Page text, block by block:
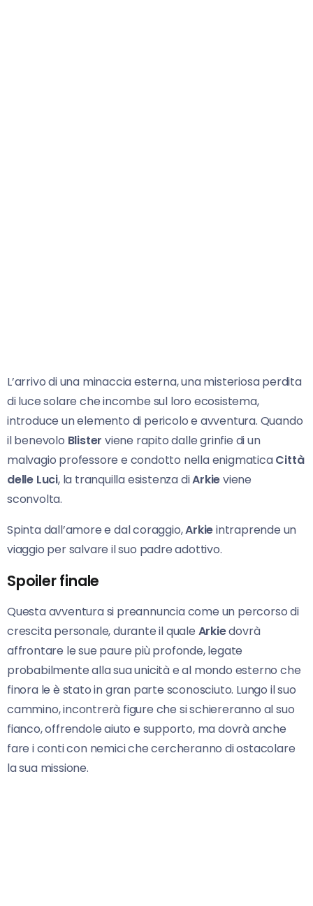
L’arrivo di una minaccia esterna, una misteriosa perdita
di luce solare che incombe sul loro ecosistema,
introduce un elemento di pericolo e avventura. Quando
il benevolo Blister viene rapito dalle grinfie di un
malvagio professore e condotto nella enigmaticaCittà
delle Luci, la tranquilla esistenza diArkieviene
sconvolta.
Spinta dall’amore e dal coraggio,Arkieintraprende un
viaggio per salvare il suo padre adottivo.
Spoiler finale
Questa avventura si preannuncia come un percorso di
crescita personale, durante il quale Arkiedovrà
affrontare le sue paure più profonde, legate
probabilmente alla sua unicità e al mondo esterno che
finora le è stato in gran parte sconosciuto. Lungo il suo
cammino, incontrerà figure che si schiereranno al suo
fianco, offrendole aiuto e supporto, ma dovrà anche
fare i conti con nemici che cercheranno di ostacolare
la sua missione.